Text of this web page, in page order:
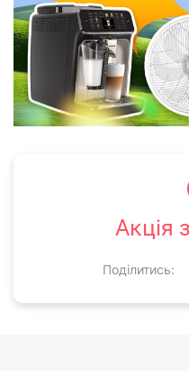
Акція
Поділитись: